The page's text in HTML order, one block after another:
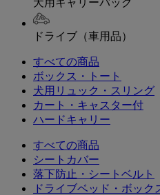
ドライブ（車用品）
すべての商品
ボックス・トート
犬用リュック・スリング
カート・キャスター付
ハードキャリー
すべての商品
シートカバー
落下防止・シートベルト
ドライブベッド・ボック